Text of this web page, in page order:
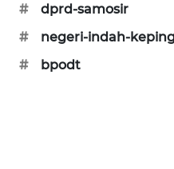
#
dprd-samosir
#
negeri-indah-
#
bpodt